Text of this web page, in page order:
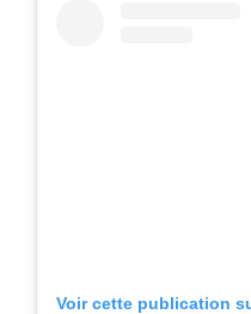
Voir cette publication